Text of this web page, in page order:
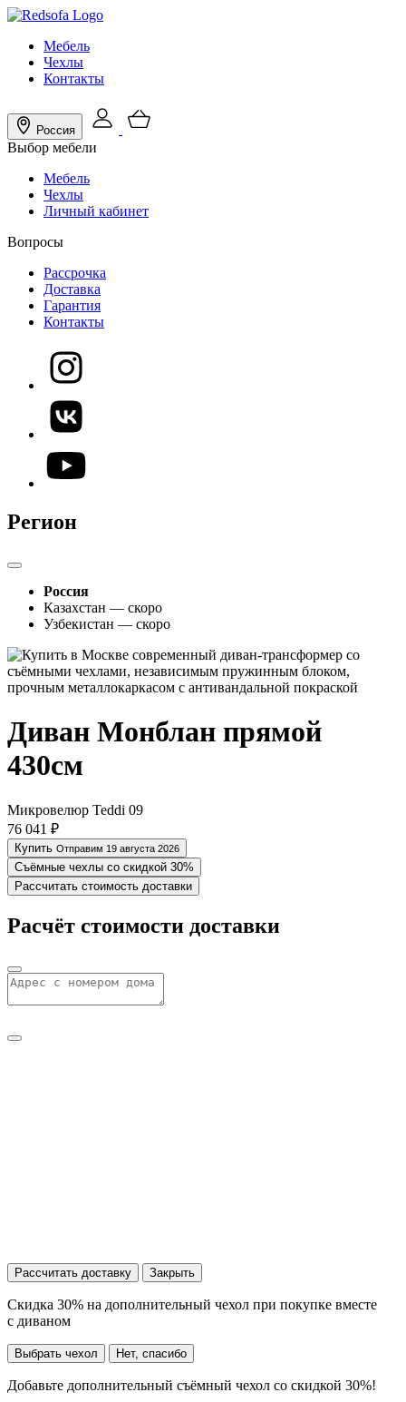
Мебель
Чехлы
Контакты
Россия
Выбор мебели
Мебель
Чехлы
Личный кабинет
Вопросы
Рассрочка
Доставка
Гарантия
Контакты
Регион
Россия
Казахстан — скоро
Узбекистан — скоро
Диван Монблан прямой
430см
Микровелюр Teddi 09
76 041 ₽
Купить Отправим 19 августа 2026
Съёмные чехлы со скидкой 30%
Рассчитать стоимость доставки
Расчёт стоимости доставки
Рассчитать доставку Закрыть
Скидка 30% на дополнительный чехол при покупке вместе
с диваном
Выбрать чехол Нет, спасибо
Добавьте дополнительный съёмный чехол со скидкой 30%!